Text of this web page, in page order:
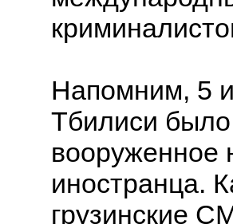
Напомним, 5
Тбилиси
вооруженное
иностранца.
грузинские